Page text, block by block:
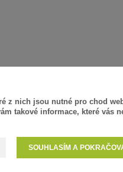
z nich jsou nutné pro chod
takové informace, které vás
SOUHLASÍM A